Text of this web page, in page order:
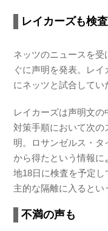
レイカーズも検
ネッツのニュースを
ぐに声明を発表。レ
にネッツと試合してい
レイカーズは声明文
対策手順において次の
明。ロサンゼルス・タ
から得たという情報に
地18日に検査を予定
主的な隔離に入るとい
不満の声も